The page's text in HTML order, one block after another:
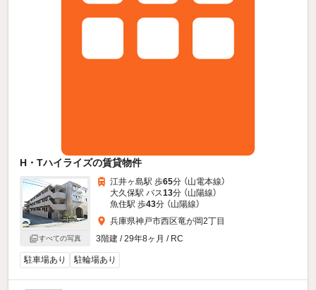
H・Tハイライズの賃貸物件
すべての写真
江井ヶ島駅 歩65分 （山電本線）
大久保駅 バス13分 （山陽線）
魚住駅 歩43分 （山陽線）
兵庫県神戸市西区竜が岡2丁目
3階建 / 29年8ヶ月 / RC
駐車場あり 駐輪場あり